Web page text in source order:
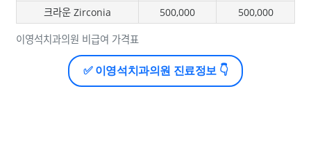
이영석치과의원 비급여 가격표
크라운 Zirconia
500,000 500,000
✅ 이영석치과의원 진료정보 👇